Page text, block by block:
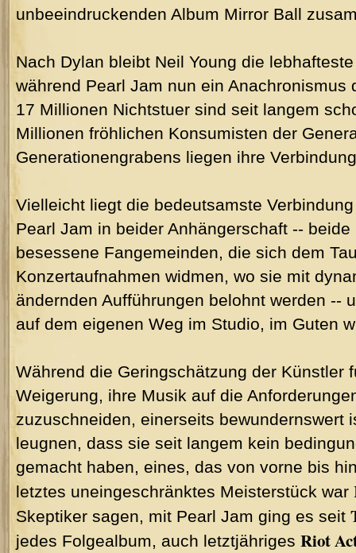
unbeeindruckenden Album Mirror Ball
Nach Dylan bleibt Neil Young die
während Pearl Jam nun ein Anachronismus
17 Millionen Nichtstuer sind seit langem
Millionen fröhlichen Konsumisten der
Generationengrabens liegen ihre
Vielleicht liegt die bedeutsamste
Pearl Jam in beider Anhängerschaft --
besessene Fangemeinden, die sich dem
Konzertaufnahmen widmen, wo sie mit
ändernden Aufführungen belohnt werden --
auf dem eigenen Weg im Studio, im Guten
Während die Geringschätzung der Künstler
Weigerung, ihre Musik auf die
zuzuschneiden, einerseits bewundernswert
leugnen, dass sie seit langem kein
gemacht haben, eines, das von vorne bis
letztes uneingeschränktes Meisterstück war
Skeptiker sagen, mit Pearl Jam ging es seit
jedes Folgealbum, auch letztjähriges Riot